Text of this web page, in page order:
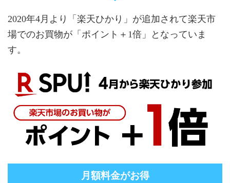
2020年4月より「楽天ひかり」が追加されて楽天市
場でのお買物が「ポイント＋1倍」となっていま
す。
月額料金がお得